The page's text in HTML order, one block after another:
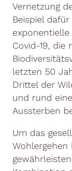
Vernetzung
Beispiel
Covid-19,
letzten 50
Drittel der
und rund
Aussterben
Um das
Wohlergehen